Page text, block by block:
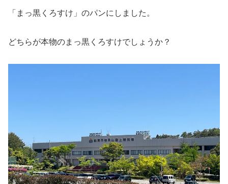
「まっ黒くろすけ」のパンにしました。
どちらが本物のまっ黒くろすけでしょうか？